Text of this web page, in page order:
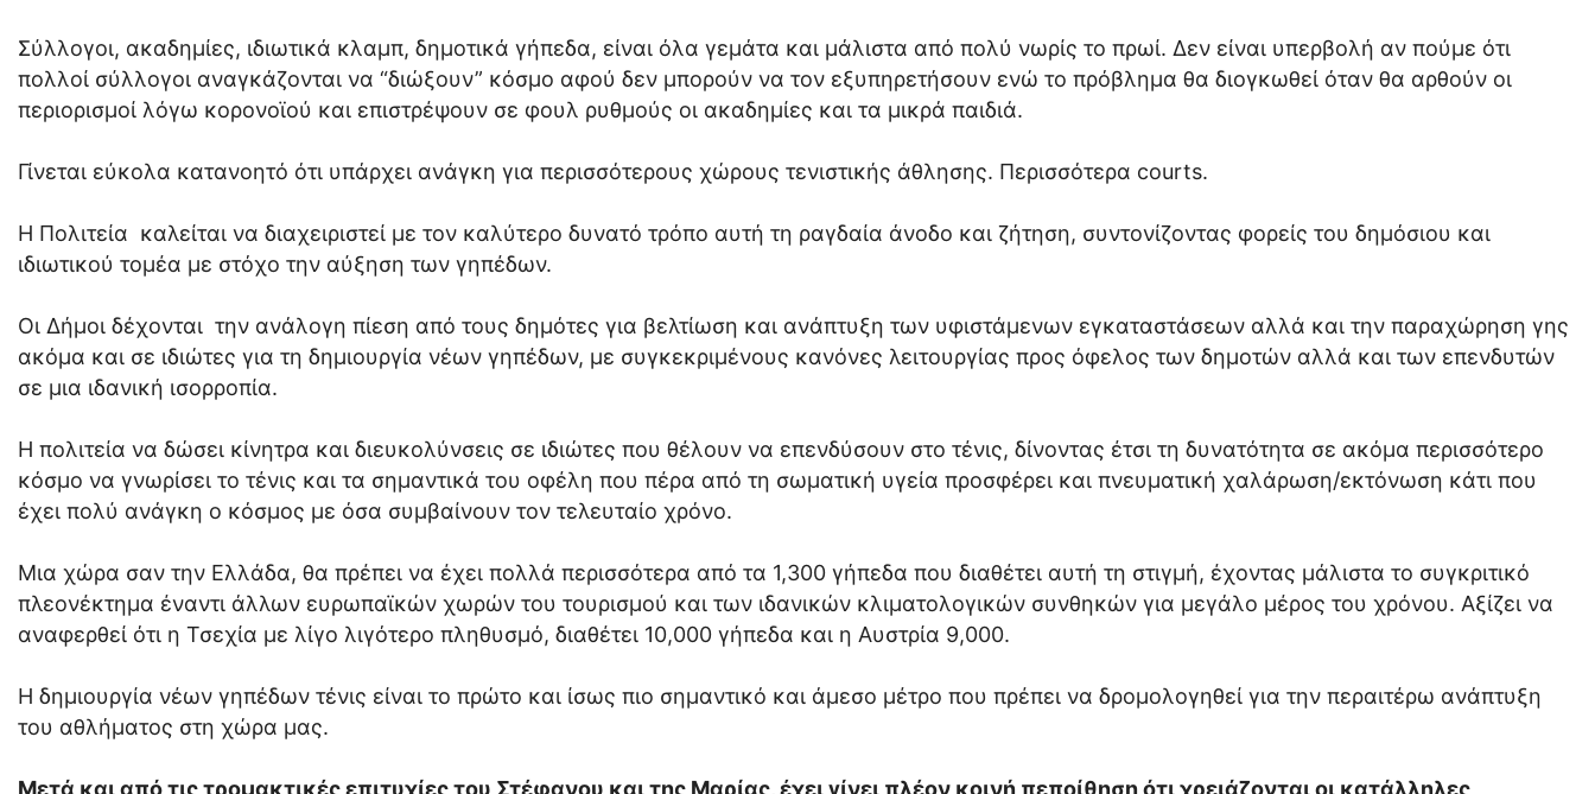
Σύλλογοι, ακαδημίες, ιδιωτικά κλαμπ, δημοτικά γήπεδα, είναι όλα γεμάτα και μάλιστα από πολύ νωρίς το πρωί. Δεν είναι υπερβολή αν πούμε ότι
πολλοί σύλλογοι αναγκάζονται να “διώξουν” κόσμο αφού δεν μπορούν να τον εξυπηρετήσουν ενώ το πρόβλημα θα διογκωθεί όταν θα αρθούν οι
περιορισμοί λόγω κορονοϊού και επιστρέψουν σε φουλ ρυθμούς οι ακαδημίες και τα μικρά παιδιά.
Γίνεται εύκολα κατανοητό ότι υπάρχει ανάγκη για περισσότερους χώρους τενιστικής άθλησης. Περισσότερα courts.
Η Πολιτεία καλείται να διαχειριστεί με τον καλύτερο δυνατό τρόπο αυτή τη ραγδαία άνοδο και ζήτηση, συντονίζοντας φορείς του δημόσιου και
ιδιωτικού τομέα με στόχο την αύξηση των γηπέδων.
Οι Δήμοι δέχονται την ανάλογη πίεση από τους δημότες για βελτίωση και ανάπτυξη των υφιστάμενων εγκαταστάσεων αλλά και την παραχώρηση γης
ακόμα και σε ιδιώτες για τη δημιουργία νέων γηπέδων, με συγκεκριμένους κανόνες λειτουργίας προς όφελος των δημοτών αλλά και των επενδυτών
σε μια ιδανική ισορροπία.
Η πολιτεία να δώσει κίνητρα και διευκολύνσεις σε ιδιώτες που θέλουν να επενδύσουν στο τένις, δίνοντας έτσι τη δυνατότητα σε ακόμα περισσότερο
κόσμο να γνωρίσει το τένις και τα σημαντικά του οφέλη που πέρα από τη σωματική υγεία προσφέρει και πνευματική χαλάρωση/εκτόνωση κάτι που
έχει πολύ ανάγκη ο κόσμος με όσα συμβαίνουν τον τελευταίο χρόνο.
Μια χώρα σαν την Ελλάδα, θα πρέπει να έχει πολλά περισσότερα από τα 1,300 γήπεδα που διαθέτει αυτή τη στιγμή, έχοντας μάλιστα το συγκριτικό
πλεονέκτημα έναντι άλλων ευρωπαϊκών χωρών του τουρισμού και των ιδανικών κλιματολογικών συνθηκών για μεγάλο μέρος του χρόνου. Αξίζει να
αναφερθεί ότι η Τσεχία με λίγο λιγότερο πληθυσμό, διαθέτει 10,000 γήπεδα και η Αυστρία 9,000.
Η δημιουργία νέων γηπέδων τένις είναι το πρώτο και ίσως πιο σημαντικό και άμεσο μέτρο που πρέπει να δρομολογηθεί για την περαιτέρω ανάπτυξη
του αθλήματος στη χώρα μας.
Μετά και από τις τρομακτικές επιτυχίες του Στέφανου και της Μαρίας, έχει γίνει πλέον κοινή πεποίθηση ότι χρειάζονται οι κατάλληλες